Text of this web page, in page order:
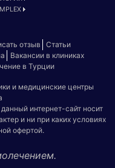
отзыв
Статьи
Вакансии в клиниках
в Турции
и медицинские центры
интернет-сайт носит
и ни при каких условиях
офертой.